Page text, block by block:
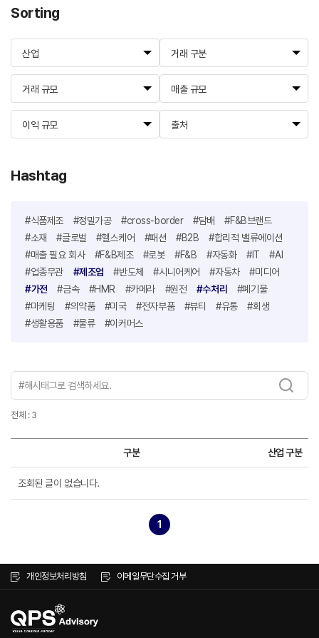
Sorting
산업 거래 구분
거래 규모 매출 규모
이익 규모 출처
Hashtag
#식품제조 #정밀가공 #cross-border #담배
#F&B브랜드
#소재
#글로벌 #헬스케어 #패션 #B2B
#합리적 밸류에이션
#매출 필요 회사
#F&B제조 #로봇 #F&B #자동화 #IT
#AI
#업종무관
#제조업 #반도체 #시니어케어 #자동차
#미디어
#가전
#금속 #HMR #카메라 #원전 #수처리
#폐기물
#마케팅
#의약품 #미국 #전자부품 #뷰티 #유통
#회생
#생활용품
#물류 #이커머스
전체 : 3
구분 산업 구분
조회된 글이 없습니다.
1
개인정보처리방침 이메일무단수집 거부